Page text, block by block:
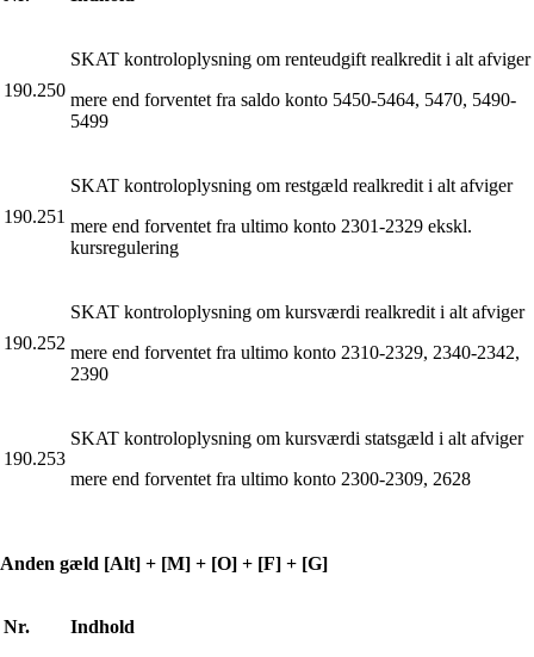
190.250
SKAT kontroloplysning om renteudgift realkredit i alt afviger
mere end forventet fra saldo konto 5450-5464, 5470, 5490-
5499
190.251
SKAT kontroloplysning om restgæld realkredit i alt afviger
mere end forventet fra ultimo konto 2301-2329 ekskl.
kursregulering
190.252
SKAT kontroloplysning om kursværdi realkredit i alt afviger
mere end forventet fra ultimo konto 2310-2329, 2340-2342,
2390
190.253
SKAT kontroloplysning om kursværdi statsgæld i alt afviger
mere end forventet fra ultimo konto 2300-2309, 2628
Anden gæld [Alt] + [M] + [O] + [F] + [G]
Nr. Indhold